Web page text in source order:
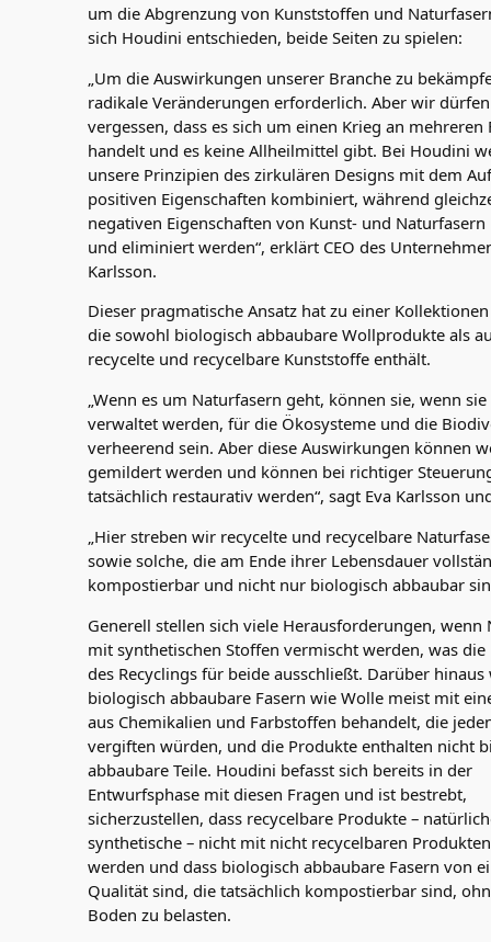
um die Abgrenzung von Kunststoffen und
sich Houdini entschieden, beide Seiten zu spielen:
„Um die Auswirkungen unserer Branche zu
radikale Veränderungen erforderlich. Aber wir
vergessen, dass es sich um einen Krieg an mehreren
handelt und es keine Allheilmittel gibt. Bei Houdini
unsere Prinzipien des zirkulären Designs mit dem
positiven Eigenschaften kombiniert, während
negativen Eigenschaften von Kunst- und
und eliminiert werden“, erklärt CEO des
Karlsson.
Dieser pragmatische Ansatz hat zu einer
die sowohl biologisch abbaubare Wollprodukte als
recycelte und recycelbare Kunststoffe enthält.
„Wenn es um Naturfasern geht, können sie, wenn
verwaltet werden, für die Ökosysteme und die
verheerend sein. Aber diese Auswirkungen können
gemildert werden und können bei richtiger
tatsächlich restaurativ werden“, sagt Eva Karlsson
„Hier streben wir recycelte und recycelbare
sowie solche, die am Ende ihrer Lebensdauer
kompostierbar und nicht nur biologisch abbaubar
Generell stellen sich viele Herausforderungen, wenn
mit synthetischen Stoffen vermischt werden, was
des Recyclings für beide ausschließt. Darüber hinaus
biologisch abbaubare Fasern wie Wolle meist mit
aus Chemikalien und Farbstoffen behandelt, die
vergiften würden, und die Produkte enthalten nicht
abbaubare Teile. Houdini befasst sich bereits in der
Entwurfsphase mit diesen Fragen und ist bestrebt,
sicherzustellen, dass recycelbare Produkte –
synthetische – nicht mit nicht recycelbaren
werden und dass biologisch abbaubare Fasern von
Qualität sind, die tatsächlich kompostierbar sind,
Boden zu belasten.